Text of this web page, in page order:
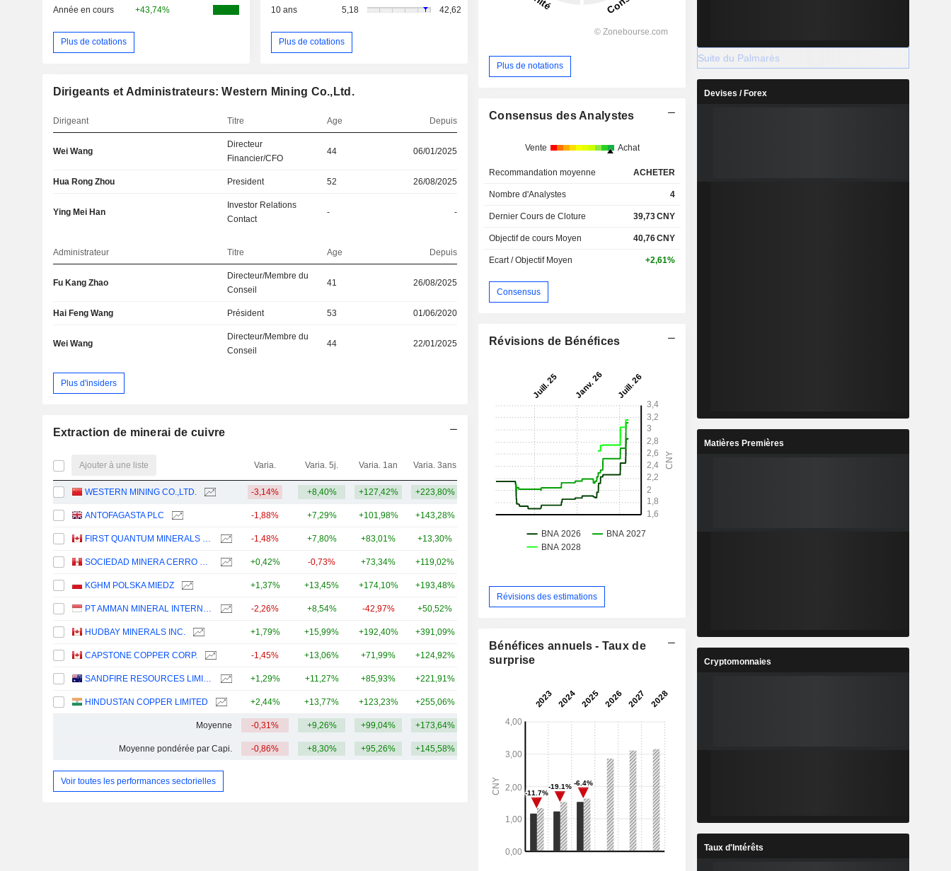
Année en cours +43,74%
Plus de cotations
10 ans 5,18 42,62
Plus de cotations
Dirigeants et Administrateurs: Western Mining Co.,Ltd.
Dirigeant Titre Age Depuis
Wei Wang
Directeur
Financier/CFO
44 06/01/2025
Hua Rong Zhou President 52 26/08/2025
Ying Mei Han
Investor Relations
Contact
- -
Administrateur Titre Age Depuis
Fu Kang Zhao
Directeur/Membre du
Conseil
41 26/08/2025
Hai Feng Wang Président 53 01/06/2020
Wei Wang
Directeur/Membre du
Conseil
44 22/01/2025
Plus d'insiders
Extraction de minerai de cuivre
Ajouter à une liste Varia. Varia. 5j. Varia. 1an Varia. 3ans Capi.($)
WESTERN MINING CO.,LTD. -3,14% +8,40% +127,42% +223,80% 14,48 Md
ANTOFAGASTA PLC -1,88% +7,29% +101,98% +143,28% 53,77 Md
FIRST QUANTUM MINERALS LTD. -1,48% +7,80% +83,01% +13,30%
SOCIEDAD MINERA CERRO VERDE S.A.A. +0,42% -0,73% +73,34% +119,02%
KGHM POLSKA MIEDZ +1,37% +13,45% +174,10% +193,48% 18,59 Md
PT AMMAN MINERAL INTERNASIONAL TBK -2,26% +8,54% -42,97% +50,52% 17,84 Md
HUDBAY MINERALS INC. +1,79% +15,99% +192,40% +391,09%
CAPSTONE COPPER CORP. -1,45% +13,06% +71,99% +124,92% 8,28 Md
SANDFIRE RESOURCES LIMITED +1,29% +11,27% +85,93% +221,91%
HINDUSTAN COPPER LIMITED +2,44% +13,77% +123,23% +255,06%
Moyenne -0,31% +9,26% +99,04% +173,64% 18,61 Md
Moyenne pondérée par Capi. -0,86% +8,30% +95,26% +145,58%
Voir toutes les performances sectorielles
Plus de notations
Consensus des Analystes
Vente Achat
Recommandation moyenne ACHETER
Nombre d'Analystes 4
Dernier Cours de Cloture 39,73CNY
Objectif de cours Moyen 40,76CNY
Ecart / Objectif Moyen +2,61%
Consensus
Révisions de Bénéfices
Révisions des estimations
Bénéfices annuels - Taux de
surprise
Suite du Palmarès
Devises / Forex
Matières Premières
Cryptomonnaies
Taux d'Intérêts